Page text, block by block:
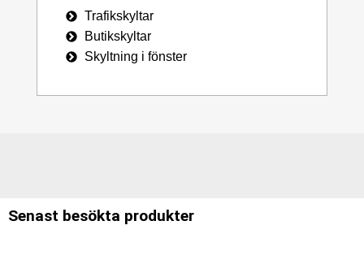
Trafikskyltar
Butikskyltar
Skyltning i fönster
Senast besökta produkter